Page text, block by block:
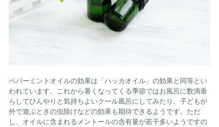
ペパーミントオイルの効果は「ハッカオイル」の効果と同等とい
われています。これから暑くなってくる季節ではお風呂に数滴垂
らしてひんやりと気持ちよいクール風呂にしてみたり、子どもが
外で遊ぶときの虫除けなどの効果も期待できるようです。ただ
し、オイルに含まれるメントールの含有量が若干多いようですの